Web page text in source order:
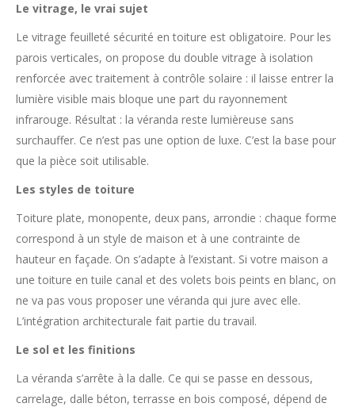
Le vitrage, le vrai sujet
Le vitrage feuilleté sécurité en toiture est obligatoire. Pour les
parois verticales, on propose du double vitrage à isolation
renforcée avec traitement à contrôle solaire : il laisse entrer la
lumière visible mais bloque une part du rayonnement
infrarouge. Résultat : la véranda reste lumièreuse sans
surchauffer. Ce n’est pas une option de luxe. C’est la base pour
que la pièce soit utilisable.
Les styles de toiture
Toiture plate, monopente, deux pans, arrondie : chaque forme
correspond à un style de maison et à une contrainte de
hauteur en façade. On s’adapte à l’existant. Si votre maison a
une toiture en tuile canal et des volets bois peints en blanc, on
ne va pas vous proposer une véranda qui jure avec elle.
L’intégration architecturale fait partie du travail.
Le sol et les finitions
La véranda s’arrête à la dalle. Ce qui se passe en dessous,
carrelage, dalle béton, terrasse en bois composé, dépend de